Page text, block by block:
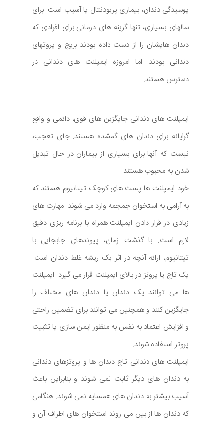
پوسیدگی دندان، بیماری پریودنتال یا آسیب است. برای
سالهای بسیاری، تنها گزینه های درمانی برای افرادی که
دندان هایشان را از دست داده بودند بریج و پروتهای
دندانی بودند. اما امروزه ایمپلنت های دندانی در
دسترس هستند.
ایمپلنت های دندانی جایگزین های قوی، دائمی و واقع
گرایانه برای دندان های گمشده هستند. جای تعجب،
نیست که آنها برای بسیاری از بیماران در حال تبدیل
شدن به محبوب هستند.
خود ایمپلنت ها پست های کوچک تیتانیوم هستند که
به آرامی به استخوان جمجمه وارد می شوند. مهارت های
زیادی در قرار دادن ایمپلنت همراه با برنامه ریزی دقیق
لازم است. با گذشت زمان، پیوندهای جابجایی با
تیتانیوم، ارائه آنچه در اثر یک ریشه غلط دندان است.
یک تاج یا پروتز در بالای ایمپلنت قرار می گیرد. ایمپلنت
ها می توانند یک دندان یا دندان های مختلف را
جایگزین کنند و همچنین می توانند برای تضمین راحتی
و افزایش اعتماد به نفس به منظور ایمن سازی یا تثبیت
پروتز استفاده شوند.
ایمپلنت های دندانی تاج دندان ها و پروتزهای دندانی
به دندان های دیگر ثابت نمی شوند و بنابراین باعث
آسیب بیشتر به دندان های همسایه نمی شوند. هنگامی
که دندان ها از بین می روند استخوان های اطراف آن و